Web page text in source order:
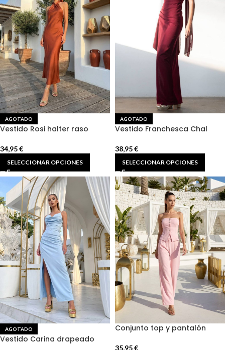
AGOTADO
Vestido Rosi halter raso
34,95€
SELECCIONAR OPCIONES
AGOTADO
Vestido Franchesca Chal
38,95€
SELECCIONAR OPCIONES
AGOTADO
Vestido Carina drapeado
Conjunto top y pantalón
35,95€